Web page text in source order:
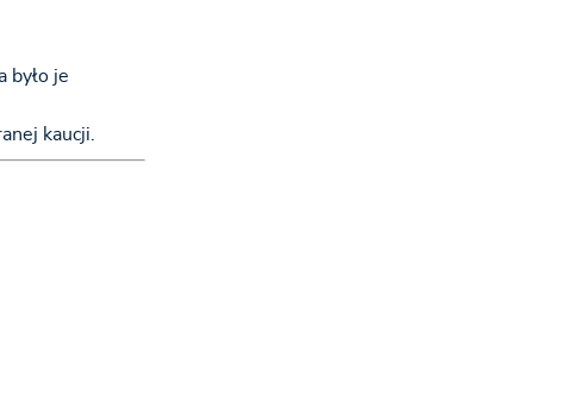
było je
kaucji.